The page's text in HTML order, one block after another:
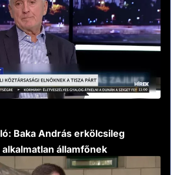
Baka András erkölcsileg
államfőnek